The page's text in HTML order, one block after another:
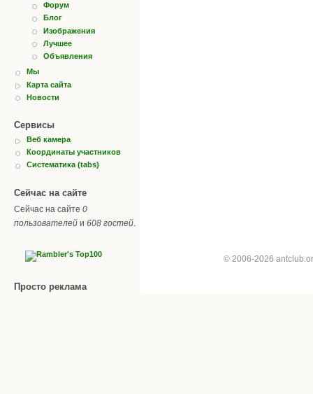
Форум
Блог
Изображения
Лучшее
Объявления
Мы
Карта сайта
Новости
Сервисы
Веб камера
Координаты участников
Систематика (tabs)
Сейчас на сайте
Сейчас на сайте 0
пользователей и 608 гостей.
Просто реклама
© 2006-2026